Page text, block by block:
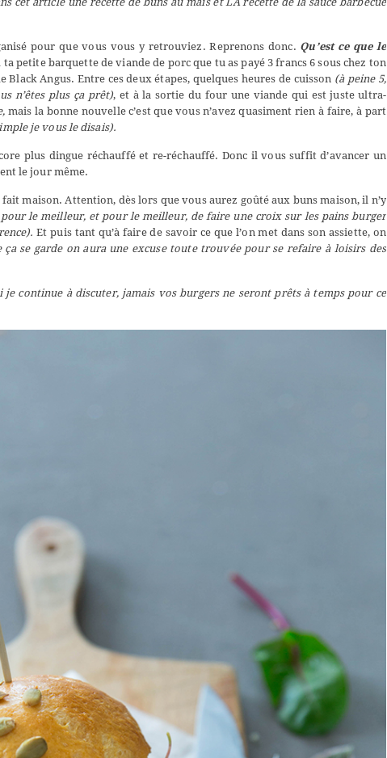
pour que vous vous y retrouviez. Reprenons donc. Qu’est ce que le
petite barquette de viande de porc que tu as payé 3 francs 6 sous chez ton
Angus. Entre ces deux étapes, quelques heures de cuisson (à peine 5,
n’êtes plus ça prêt), et à la sortie du four une viande qui est juste ultra-
mais la bonne nouvelle c’est que vous n’avez quasiment rien à faire, à part
je vous le disais).
plus dingue réchauffé et re-réchauffé. Donc il vous suffit d’avancer un
le jour même.
maison. Attention, dès lors que vous aurez goûté aux buns maison, il n’y
le meilleur, et pour le meilleur, de faire une croix sur les pains burger
Et puis tant qu’à faire de savoir ce que l’on met dans son assiette, on
ça se garde on aura une excuse toute trouvée pour se refaire à loisirs des
continue à discuter, jamais vos burgers ne seront prêts à temps pour ce